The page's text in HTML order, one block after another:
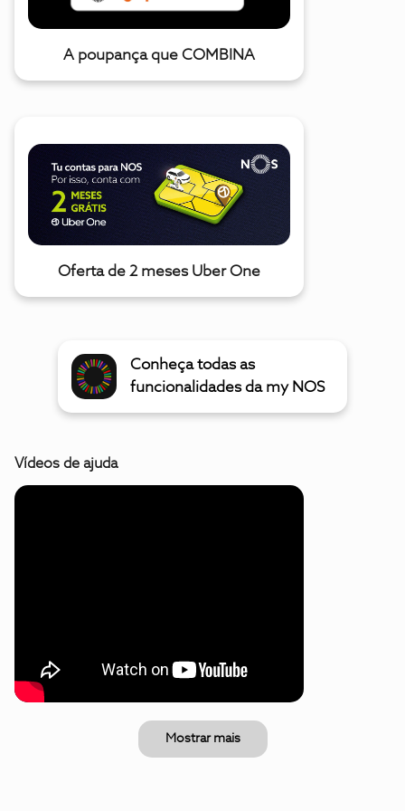
A poupança que COMBINA
Oferta de 2 meses Uber One
Conheça todas as
funcionalidades da my NOS
Vídeos de ajuda
Mostrar mais